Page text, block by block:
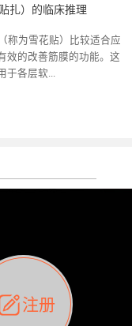
天接触KINESIO肌内效，无
本人皮肤本身就不属于不
不会有过敏瘙痒的情况。
休息不好、持续紧张等特
时还是会出现瘙痒过敏的
右，感觉日子都日夜颠倒
痛部贴了EDF和胃十字，膝
。第2天第12肋部的EDF和
现进一步瘙痒过敏。而膝
力用的100%，但自始至终
没有出现过任何瘙痒的迹
同一个身体，不同的部位
International
体具有免疫、疼痛、细胞
增殖、再生等自然愈合能
存在于皮肤表皮、真皮、
过创造一个环境，使每种
合能力。 通常，药物会削
单方面还会引起副作用的
肌内效贴创造了细
。 细胞因子是一种酵素，
适当的作用，为细胞创造
在现代医学上，这种细胞
往往被否定，但在体内有
，它们起着保持身体平衡
扎）的临床推理
称为雪花贴）比较适合应
效的改善筋膜的功能。这
各层软...
带（主要围绕有问题的关
很重量，以及贴布刺激的
分利用了体内由间质液组
流体层。这种轻微的刺激
布上提供支持和深度刺
适当控制，可以连接皮下
常轻柔的刺激，增加患部
雪花”贴布不会妨碍皮
效的辅助修复关节周围组
注册